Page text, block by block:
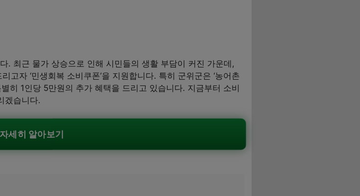
. 최근 물가 상승으로 인해 시민들의 생활 부담이 커진 가운데,
고자 ‘민생회복 소비쿠폰’을 지원합니다. 특히 군위군은 ‘농어촌
히 1인당 5만원의 추가 혜택을 드리고 있습니다. 지금부터 소비
겠습니다.
자세히 알아보기